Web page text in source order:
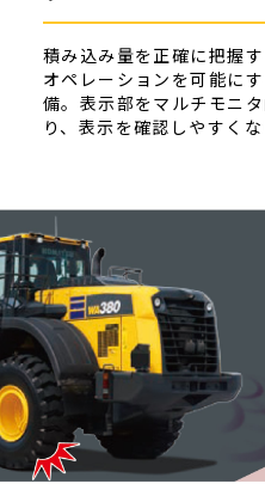
積み込み量を正確に把握
オペレーションを可能に
備。表示部をマルチモニ
り、表示を確認しやすくな